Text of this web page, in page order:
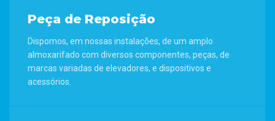
Peça de Reposição
Dispomos, em nossas instalações, de um amplo
almoxarifado com diversos componentes, peças, de
marcas variadas de elevadores, e dispositivos e
acessórios.